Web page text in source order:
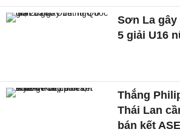
Sơn La
5 giải U16
Thắng
Thái Lan
bán kết